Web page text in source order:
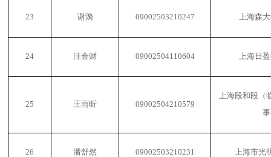
23 谢漪 09002503210247 上海森
24 汪金财 09002504110604 上海日
25 王雨昕 09002504210579
上海段和段（
26 潘舒然 09002503210231 上海市光